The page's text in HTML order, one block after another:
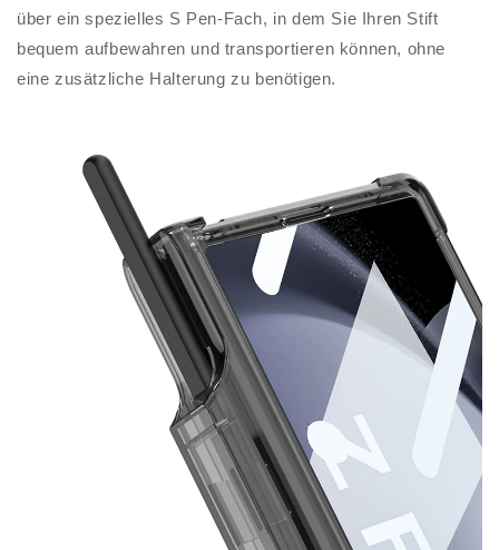
über ein spezielles S Pen-Fach, in dem Sie Ihren Stift
bequem aufbewahren und transportieren können, ohne
eine zusätzliche Halterung zu benötigen.